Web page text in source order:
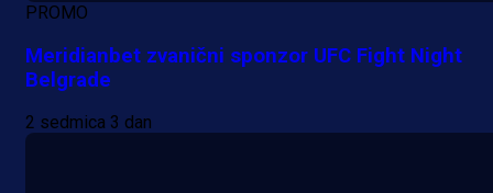
PROMO
Meridianbet zvanični sponzor UFC Fight Night
Belgrade
2 sedmica 3 dan